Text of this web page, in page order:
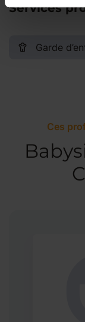
Services
Garde
Ces